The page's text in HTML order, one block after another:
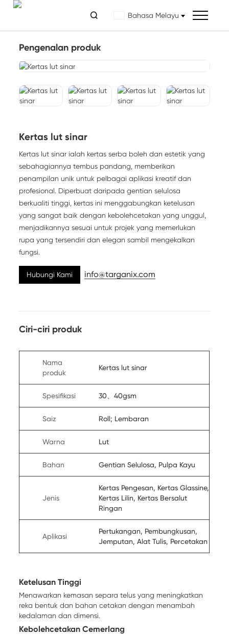
 Bahasa Melayu
Pengenalan produk
Kertas lut sinar
Kertas lut sinar ialah kertas serba boleh dan estetik yang
sebahagiannya tembus pandang, memberikan
penampilan unik untuk pelbagai aplikasi kreatif dan
profesional. Diperbuat daripada gentian selulosa
berkualiti tinggi, kertas ini menggabungkan ketelusan
yang sangat baik dengan kebolehcetakan yang unggul,
menjadikannya sesuai untuk projek yang memerlukan
rupa yang tersendiri dan elegan sambil mengekalkan
fungsi.
Hubungi Kami info@targanix.com
Ciri-ciri produk
Nama
produk
Kertas lut sinar
Spesifikasi 30、40gsm
Saiz Roll; Lembaran
Warna Lut
Bahan Gentian Selulosa, Pulpa Kayu
Jenis
Kertas Pengesan, Kertas Glassine,
Kertas Lilin, Kertas Bersalut
Ringan
Aplikasi
Pertukangan, Pembungkusan,
Jemputan, Alat Tulis, Percetakan
Ketelusan Tinggi
Menawarkan kemasan separa telus yang meningkatkan
reka bentuk dan bahan cetakan dengan menambah
kedalaman dan dimensi.
Kebolehcetakan Cemerlang